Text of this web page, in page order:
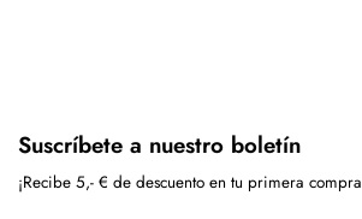
Suscríbete a nuestro boletín
¡Recibe 5,- € de descuento en tu primera